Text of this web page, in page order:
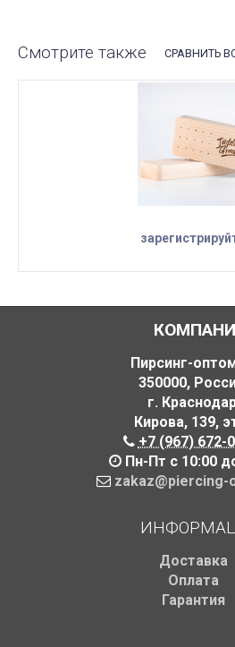
Смотрите также СРАВНИТЬ
Пирсинг-
350000,
г.
Кирова, 139,
+7 (967) 672-
Пн-Пт с 10:00
zakaz@piercing-
Доставка
Оплата
Гарантия